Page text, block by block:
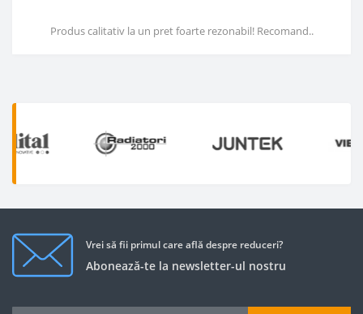
Produs calitativ la un pret foarte rezonabil! Recomand..
Vrei să fii primul care află despre reduceri?
Abonează-te la newsletter-ul nostru